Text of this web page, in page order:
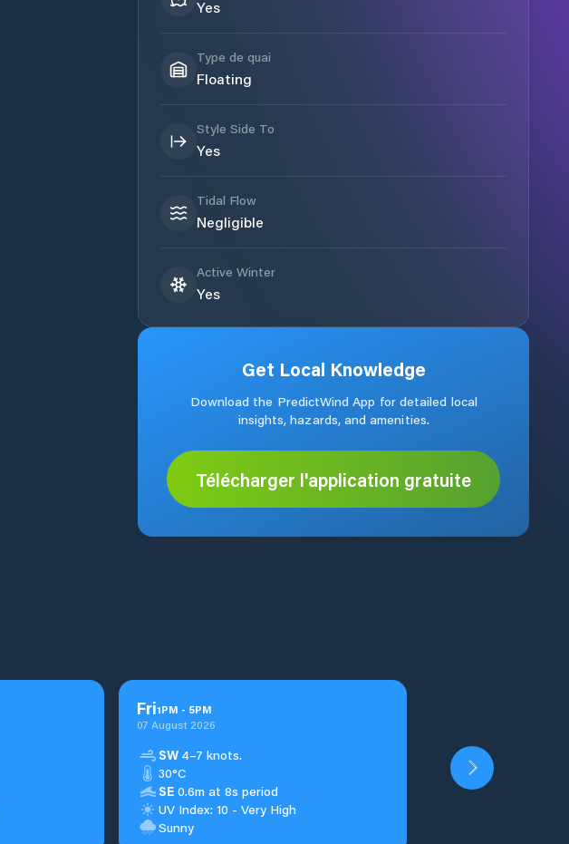
Yes
Type de quai
Floating
Style Side To
Yes
Tidal Flow
Negligible
Active Winter
Yes
Get Local Knowledge
Download the PredictWind App for detailed local
insights, hazards, and amenities.
Télécharger l'application gratuite
Fri1PM - 5PM
07 August 2026
SW 4–7 knots.
30°C
SE 0.6m at 8s period
UV Index: 10 - Very High
Sunny